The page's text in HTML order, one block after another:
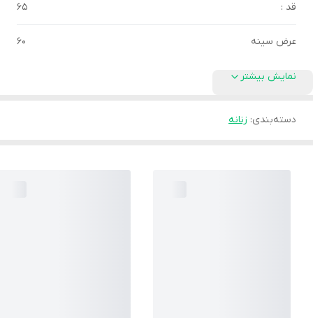
قد : ۶۵
عرض سینه ۶۰
نمایش بیشتر
دسته‌بندی: زنانه